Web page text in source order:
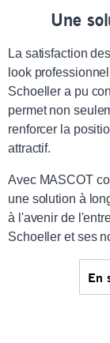
Une
La satisfaction
look
Schoeller a pu
permet non
renforcer la
attractif.
Avec MASCOT
une solution à
à l'avenir de
Schoeller et ses
En